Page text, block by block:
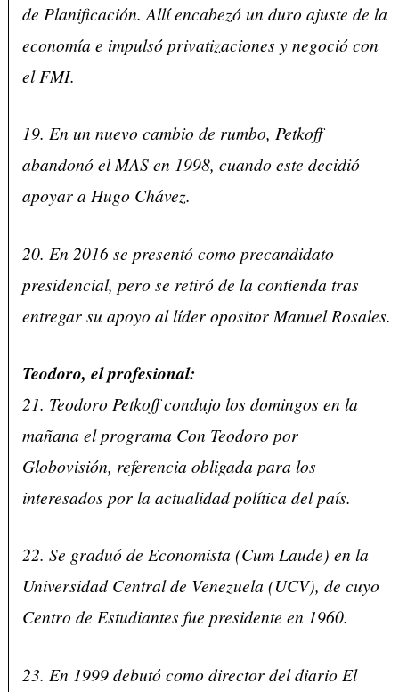
de Planificación. Allí encabezó un duro ajuste de la
economía e impulsó privatizaciones y negoció con
el FMI.
19. En un nuevo cambio de rumbo, Petkoff
abandonó el MAS en 1998, cuando este decidió
apoyar a Hugo Chávez.
20. En 2016 se presentó como precandidato
presidencial, pero se retiró de la contienda tras
entregar su apoyo al líder opositor Manuel Rosales.
Teodoro, el profesional:
21. Teodoro Petkoff condujo los domingos en la
mañana el programa Con Teodoro por
Globovisión, referencia obligada para los
interesados por la actualidad política del país.
22. Se graduó de Economista (Cum Laude) en la
Universidad Central de Venezuela (UCV), de cuyo
Centro de Estudiantes fue presidente en 1960.
23. En 1999 debutó como director del diario El